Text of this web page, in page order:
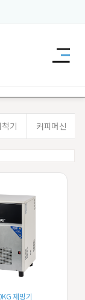
기 커피머신
제빙기